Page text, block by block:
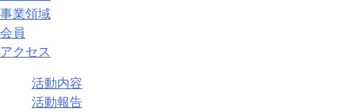
事業領域
会員
アクセス
活動内容
活動報告